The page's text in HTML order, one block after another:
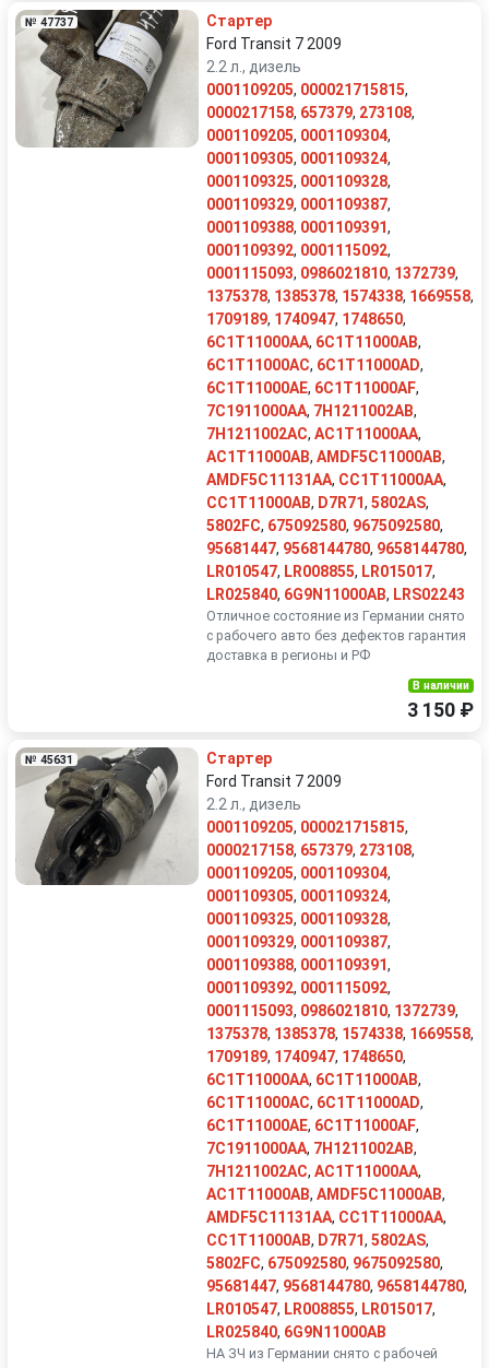
№ 47737
Стартер
Ford Transit 7 2009
2.2 л., дизель
0001109205, 000021715815,
0000217158, 657379, 273108,
0001109205, 0001109304,
0001109305, 0001109324,
0001109325, 0001109328,
0001109329, 0001109387,
0001109388, 0001109391,
0001109392, 0001115092,
0001115093, 0986021810, 1372739,
1375378, 1385378, 1574338, 1669558,
1709189, 1740947, 1748650,
6C1T11000AA, 6C1T11000AB,
6C1T11000AC, 6C1T11000AD,
6C1T11000AE, 6C1T11000AF,
7C1911000AA, 7H1211002AB,
7H1211002AC, AC1T11000AA,
AC1T11000AB, AMDF5C11000AB,
AMDF5C11131AA, CC1T11000AA,
CC1T11000AB, D7R71, 5802AS,
5802FC, 675092580, 9675092580,
95681447, 9568144780, 9658144780,
LR010547, LR008855, LR015017,
LR025840, 6G9N11000AB, LRS02243
Отличное состояние из Германии снято
с рабочего авто без дефектов гарантия
доставка в регионы и РФ
В наличии
3 150 ₽
№ 45631
Стартер
Ford Transit 7 2009
2.2 л., дизель
0001109205, 000021715815,
0000217158, 657379, 273108,
0001109205, 0001109304,
0001109305, 0001109324,
0001109325, 0001109328,
0001109329, 0001109387,
0001109388, 0001109391,
0001109392, 0001115092,
0001115093, 0986021810, 1372739,
1375378, 1385378, 1574338, 1669558,
1709189, 1740947, 1748650,
6C1T11000AA, 6C1T11000AB,
6C1T11000AC, 6C1T11000AD,
6C1T11000AE, 6C1T11000AF,
7C1911000AA, 7H1211002AB,
7H1211002AC, AC1T11000AA,
AC1T11000AB, AMDF5C11000AB,
AMDF5C11131AA, CC1T11000AA,
CC1T11000AB, D7R71, 5802AS,
5802FC, 675092580, 9675092580,
95681447, 9568144780, 9658144780,
LR010547, LR008855, LR015017,
LR025840, 6G9N11000AB
НА ЗЧ из Германии снято с рабочей